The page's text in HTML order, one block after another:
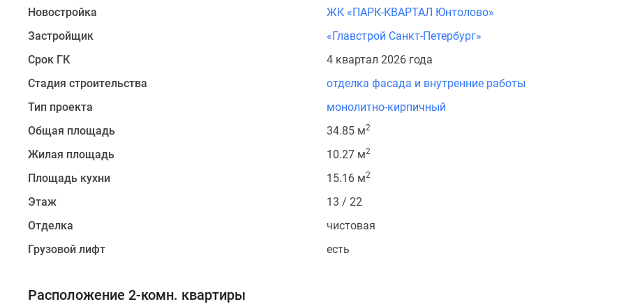
Новостройка
ЖК «ПАРК-КВАРТАЛ Юнтолово»
Застройщик
«Главстрой Санкт-Петербург»
Срок ГК
4 квартал 2026 года
Стадия строительства
отделка фасада и внутренние работы
Тип проекта
монолитно-кирпичный
Общая площадь
34.85 м2
Жилая площадь 10.27 м2
Площадь кухни 15.16 м2
Этаж
13 / 22
Отделка
чистовая
Грузовой лифт
есть
Расположение 2-комн. квартиры